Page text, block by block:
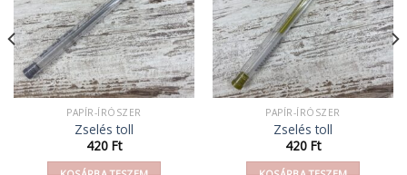
PAPÍR-ÍRÓSZER
Zselés toll
420 Ft
PAPÍR-ÍRÓSZER
Zselés toll
420 Ft